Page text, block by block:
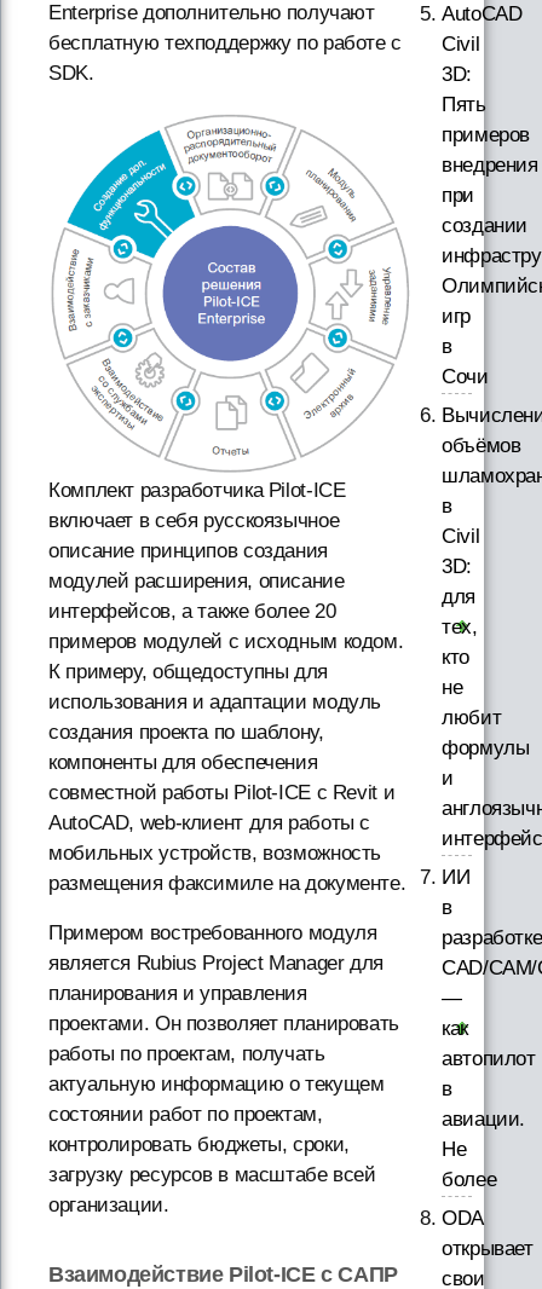
Enterprise дополнительно получают
бесплатную техподдержку по работе с
SDK.
Комплект разработчика Pilot-ICE
включает в себя русскоязычное
описание принципов создания
модулей расширения, описание
интерфейсов, а также более 20
примеров модулей с исходным кодом.
К примеру, общедоступны для
использования и адаптации модуль
создания проекта по шаблону,
компоненты для обеспечения
совместной работы Pilot-ICE с Revit и
AutoCAD, web-клиент для работы с
мобильных устройств, возможность
размещения факсимиле на документе.
Примером востребованного модуля
является Rubius Project Manager для
планирования и управления
проектами. Он позволяет планировать
работы по проектам, получать
актуальную информацию о текущем
состоянии работ по проектам,
контролировать бюджеты, сроки,
загрузку ресурсов в масштабе всей
организации.
Взаимодействие Pilot-ICE с САПР
AutoCAD
Civil
3D:
Пять
примеров
внедрения
при
создании
игр
в
Сочи
объёмов
в
Civil
3D:
для
тех,
кто
не
любит
формулы
и
ИИ
в
разработке
CAD/
—
как
автопилот
в
авиации.
Не
более
ODA
открывает
свои